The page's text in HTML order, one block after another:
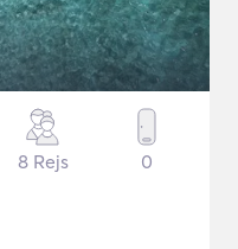
8 Rejs 0